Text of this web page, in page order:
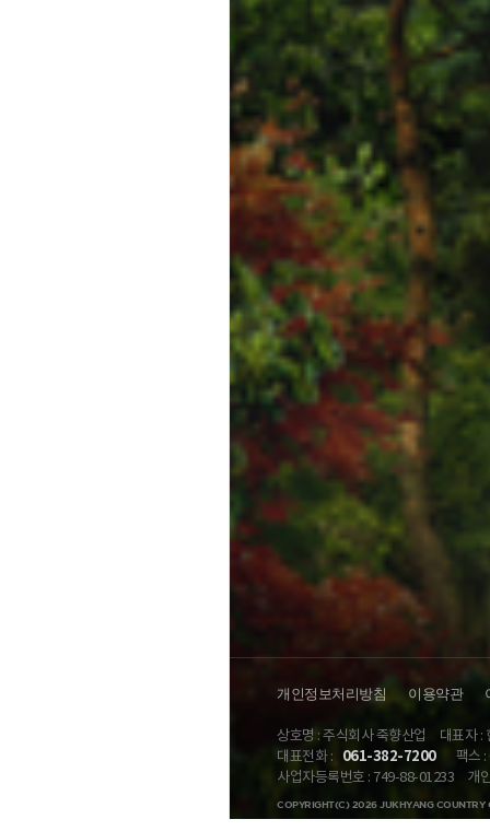
개인정보처리방침 이용약관
상호명 : 주식회사 죽향산업
대표자 :
대표전화 :
061-382-7200
팩스
사업자등록번호 : 749-88-01233
개
COPYRIGHT(C) 2026 JUKHYANG COUNTRY